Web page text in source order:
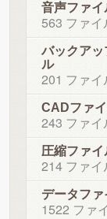
音声ファイ
563 ファイ
バックアッ
ル
201 ファイ
CADファ
243 ファイ
圧縮ファイ
214 ファイ
データファ
1522 ファ